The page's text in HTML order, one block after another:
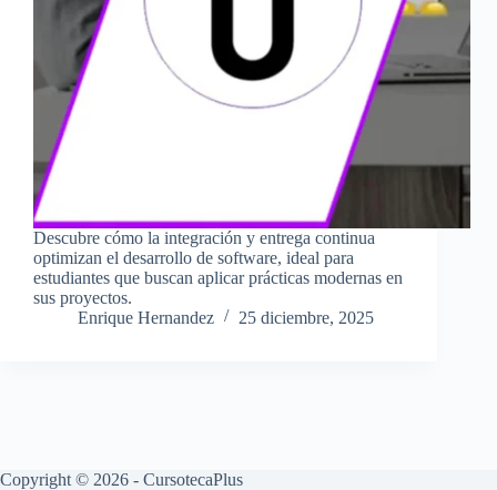
Descubre cómo la integración y entrega continua
optimizan el desarrollo de software, ideal para
estudiantes que buscan aplicar prácticas modernas en
sus proyectos.
Enrique Hernandez
25 diciembre, 2025
Copyright © 2026 - CursotecaPlus